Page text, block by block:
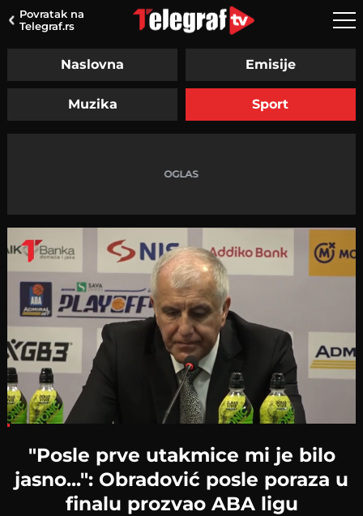
Povratak na
Telegraf.rs
Naslovna Emisije
Muzika Sport
"Posle prve utakmice mi je bilo
jasno...": Obradović posle poraza u
finalu prozvao ABA ligu